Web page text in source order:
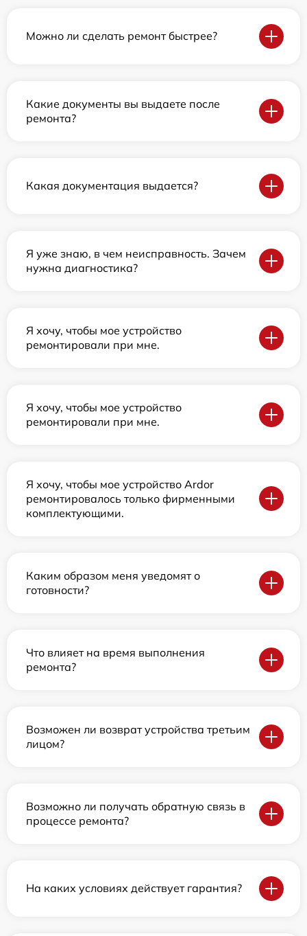
Можно ли сделать ремонт быстрее?
Какие документы вы выдаете после
ремонта?
Какая документация выдается?
Я уже знаю, в чем неисправность. Зачем
нужна диагностика?
Я хочу, чтобы мое устройство
ремонтировали при мне.
Я хочу, чтобы мое устройство
ремонтировали при мне.
Я хочу, чтобы мое устройство Ardor
ремонтировалось только фирменными
комплектующими.
Каким образом меня уведомят о
готовности?
Что влияет на время выполнения
ремонта?
Возможен ли возврат устройства третьим
лицом?
Возможно ли получать обратную связь в
процессе ремонта?
На каких условиях действует гарантия?